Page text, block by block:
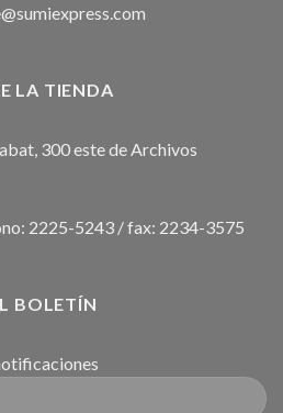
LA TIENDA
300 este de Archivos
2225-5243 / fax: 2234-3575
BOLETÍN